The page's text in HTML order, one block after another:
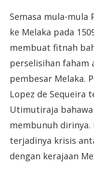
Semasa mula-mula
ke Melaka pada
membuat fitnah
perselisihan faham
pembesar Melaka.
Lopez de Sequeira
Utimutiraja
membunuh
terjadinya krisis
dengan kerajaan